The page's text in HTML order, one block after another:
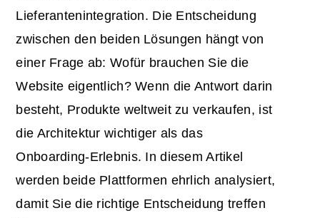
Lieferantenintegration. Die Entscheidung
zwischen den beiden Lösungen hängt von
einer Frage ab: Wofür brauchen Sie die
Website eigentlich? Wenn die Antwort darin
besteht, Produkte weltweit zu verkaufen, ist
die Architektur wichtiger als das
Onboarding-Erlebnis. In diesem Artikel
werden beide Plattformen ehrlich analysiert,
damit Sie die richtige Entscheidung treffen